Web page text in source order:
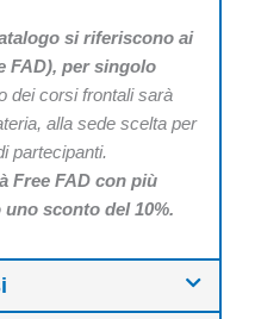
si riferiscono ai
FAD), per singolo
dei corsi frontali sarà
alla sede scelta per
partecipanti.
Free FAD con più
sconto del 10%.